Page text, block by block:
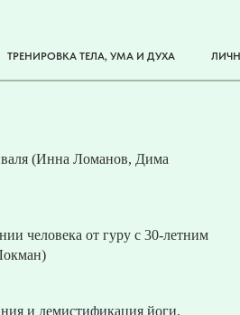
ТРЕНИРОВКА ТЕЛА, УМА И ДУХА
(Инна Ломанов, Дима
человека от гуру с 30-летним
и демистификация йоги.